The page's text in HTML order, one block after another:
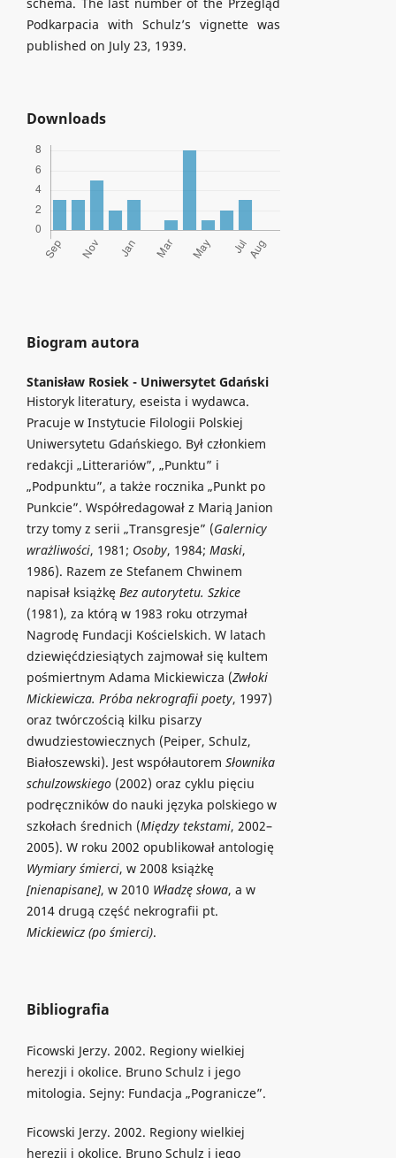
Podkarpacia with Schulz’s vignette was
published on July 23, 1939.
Downloads
Biogram autora
Stanisław Rosiek - Uniwersytet Gdański
Historyk literatury, eseista i wydawca.
Pracuje w Instytucie Filologii Polskiej
Uniwersytetu Gdańskiego. Był członkiem
redakcji „Litterariów”, „Punktu” i
„Podpunktu”, a także rocznika „Punkt po
Punkcie”. Współredagował z Marią Janion
trzy tomy z serii „Transgresje” (Galernicy
wrażliwości, 1981; Osoby, 1984; Maski,
1986). Razem ze Stefanem Chwinem
napisał książkę Bez autorytetu. Szkice
(1981), za którą w 1983 roku otrzymał
Nagrodę Fundacji Kościelskich. W latach
dziewięćdziesiątych zajmował się kultem
pośmiertnym Adama Mickiewicza (Zwłoki
Mickiewicza. Próba nekrografii poety, 1997)
oraz twórczością kilku pisarzy
dwudziestowiecznych (Peiper, Schulz,
Białoszewski). Jest współautorem Słownika
schulzowskiego(2002) oraz cyklu pięciu
podręczników do nauki języka polskiego w
szkołach średnich (Między tekstami, 2002–
2005). W roku 2002 opublikował antologię
Wymiary śmierci, w 2008 książkę
[nienapisane], w 2010 Władzę słowa, a w
2014 drugą część nekrografii pt.
Mickiewicz (po śmierci).
Bibliografia
Ficowski Jerzy. 2002. Regiony wielkiej
herezji i okolice. Bruno Schulz i jego
mitologia. Sejny: Fundacja „Pogranicze”.
Ficowski Jerzy. 2002. Regiony wielkiej
herezji i okolice. Bruno Schulz i jego